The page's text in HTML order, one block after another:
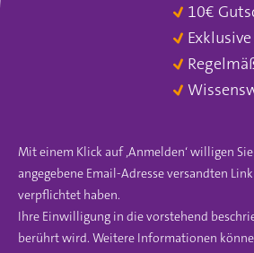
10€
Mit einem Klick auf ‚Anmelden‘ willigen
angegebene Email-Adresse versandten
verpflichtet haben.
Ihre Einwilligung in die vorstehend
berührt wird. Weitere Informationen